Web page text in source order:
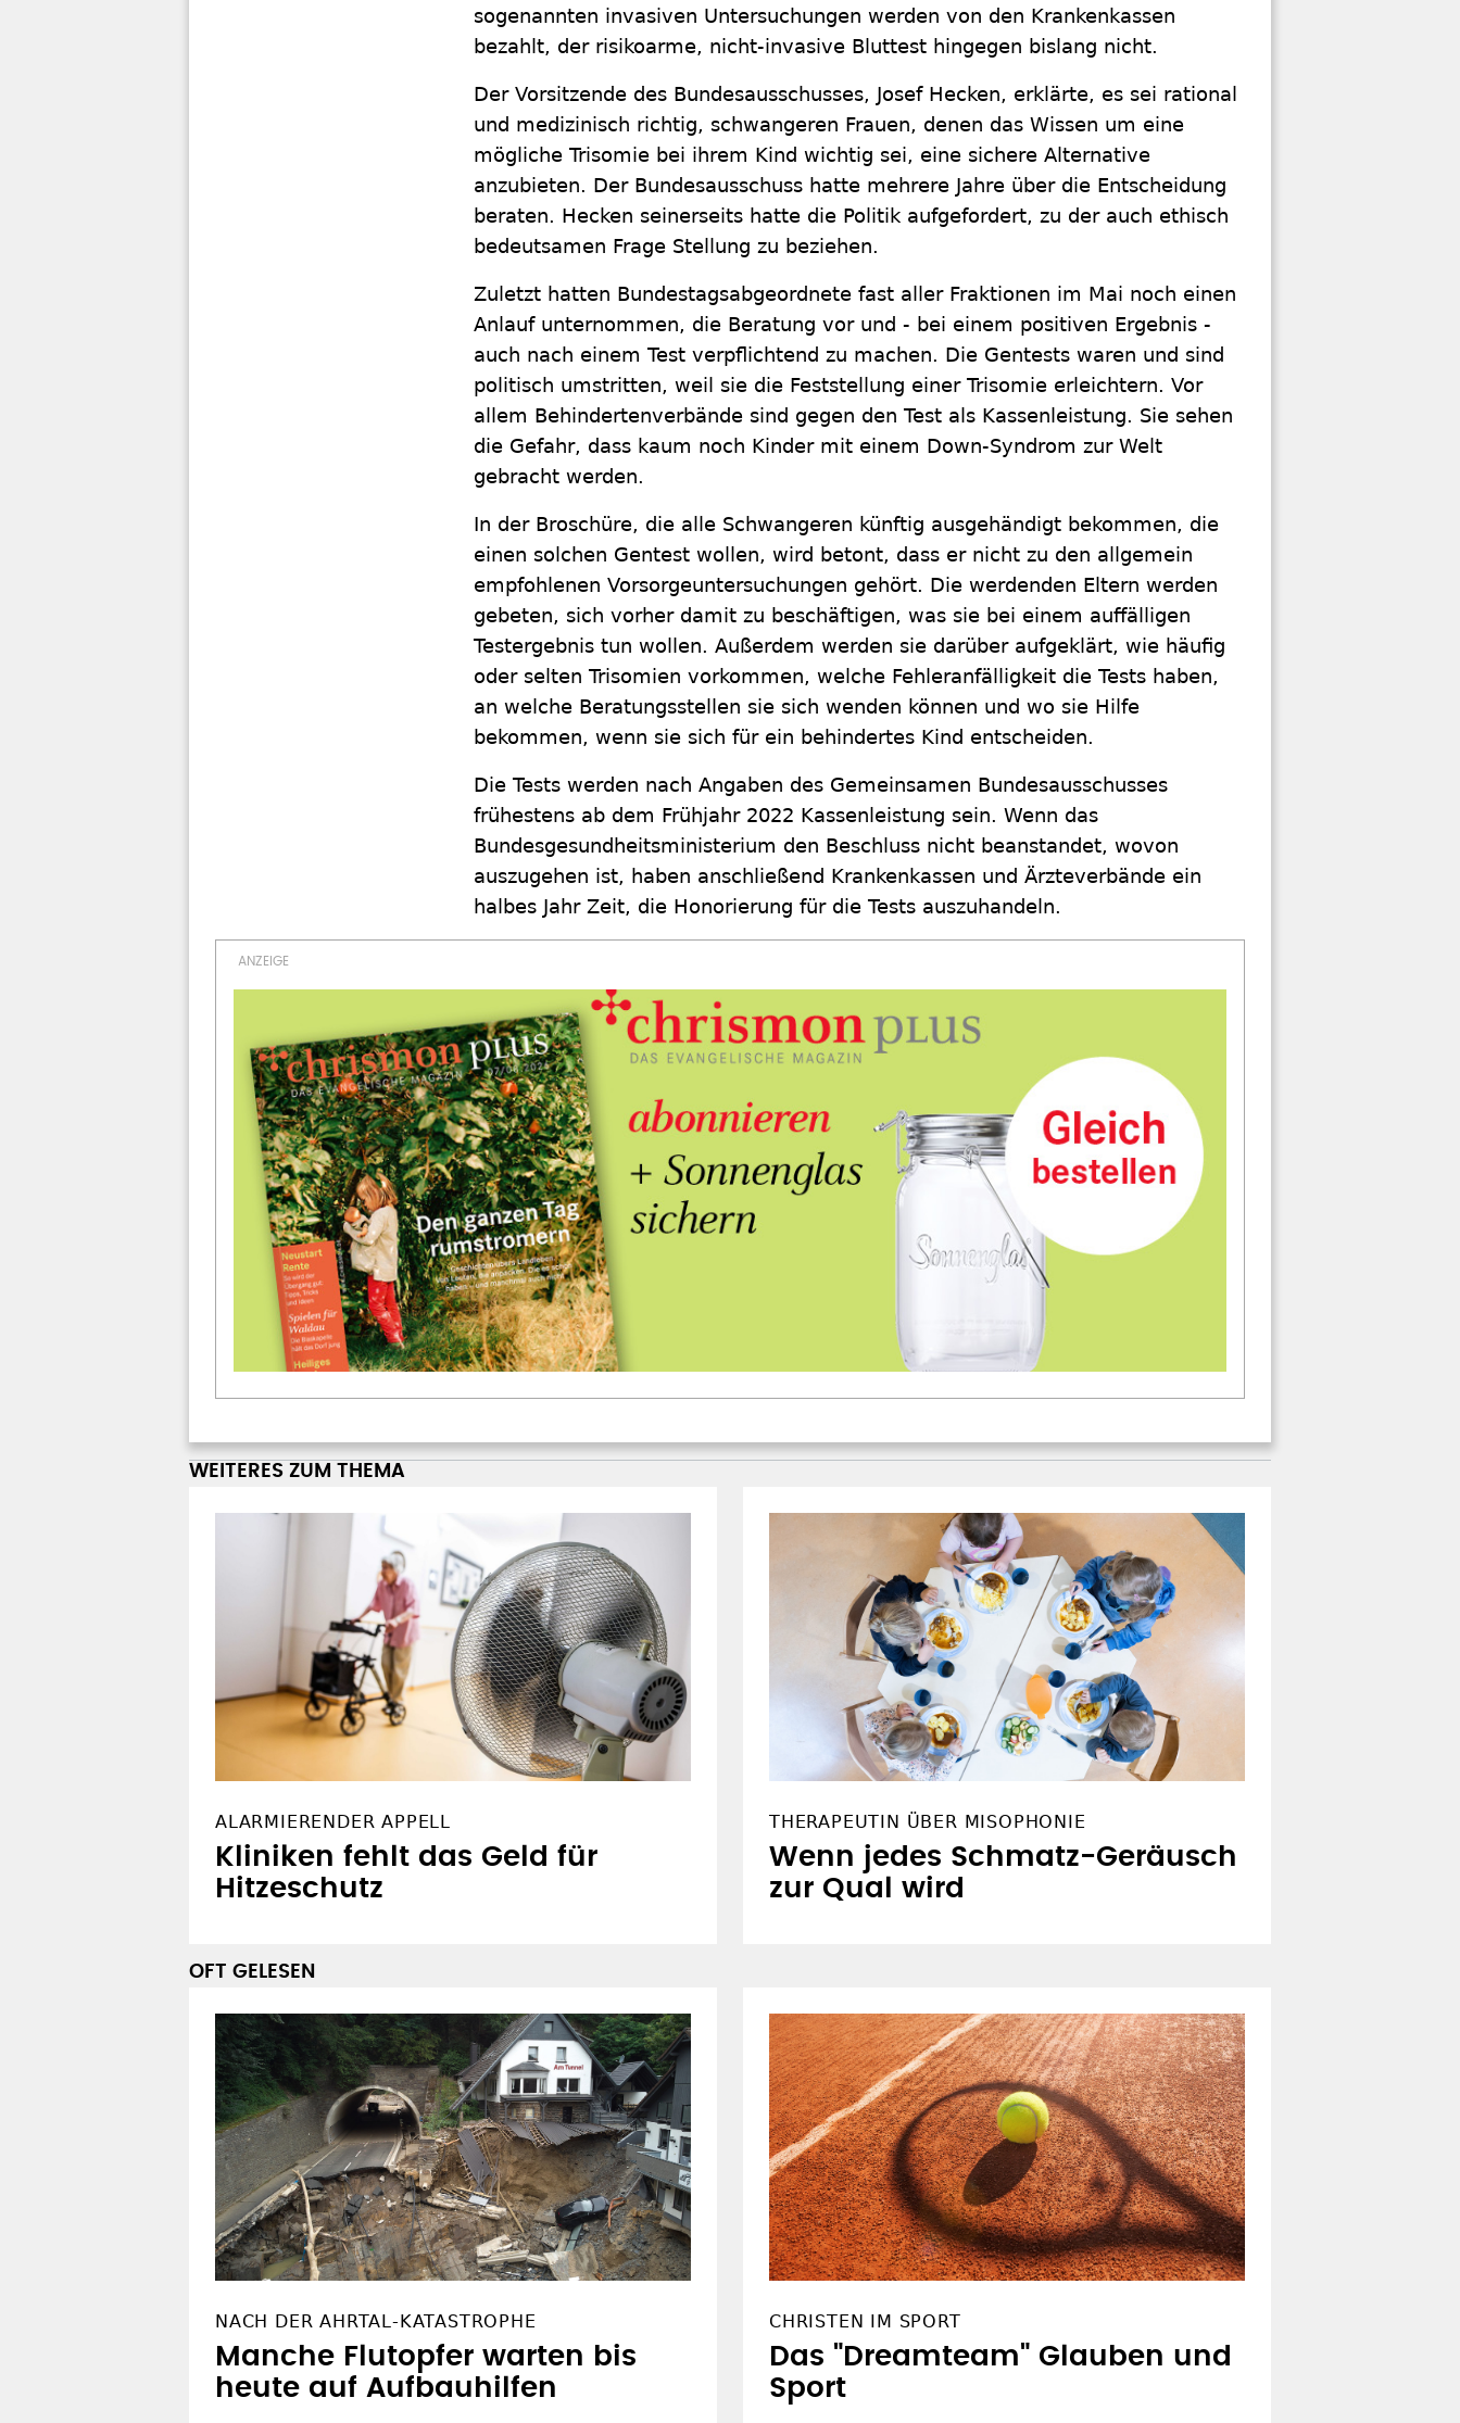
sogenannten invasiven Untersuchungen werden von den Krankenkassen
bezahlt, der risikoarme, nicht-invasive Bluttest hingegen bislang nicht.
Der Vorsitzende des Bundesausschusses, Josef Hecken, erklärte, es sei rational
und medizinisch richtig, schwangeren Frauen, denen das Wissen um eine
mögliche Trisomie bei ihrem Kind wichtig sei, eine sichere Alternative
anzubieten. Der Bundesausschuss hatte mehrere Jahre über die Entscheidung
beraten. Hecken seinerseits hatte die Politik aufgefordert, zu der auch ethisch
bedeutsamen Frage Stellung zu beziehen.
Zuletzt hatten Bundestagsabgeordnete fast aller Fraktionen im Mai noch einen
Anlauf unternommen, die Beratung vor und - bei einem positiven Ergebnis -
auch nach einem Test verpflichtend zu machen. Die Gentests waren und sind
politisch umstritten, weil sie die Feststellung einer Trisomie erleichtern. Vor
allem Behindertenverbände sind gegen den Test als Kassenleistung. Sie sehen
die Gefahr, dass kaum noch Kinder mit einem Down-Syndrom zur Welt
gebracht werden.
In der Broschüre, die alle Schwangeren künftig ausgehändigt bekommen, die
einen solchen Gentest wollen, wird betont, dass er nicht zu den allgemein
empfohlenen Vorsorgeuntersuchungen gehört. Die werdenden Eltern werden
gebeten, sich vorher damit zu beschäftigen, was sie bei einem auffälligen
Testergebnis tun wollen. Außerdem werden sie darüber aufgeklärt, wie häufig
oder selten Trisomien vorkommen, welche Fehleranfälligkeit die Tests haben,
an welche Beratungsstellen sie sich wenden können und wo sie Hilfe
bekommen, wenn sie sich für ein behindertes Kind entscheiden.
Die Tests werden nach Angaben des Gemeinsamen Bundesausschusses
frühestens ab dem Frühjahr 2022 Kassenleistung sein. Wenn das
Bundesgesundheitsministerium den Beschluss nicht beanstandet, wovon
auszugehen ist, haben anschließend Krankenkassen und Ärzteverbände ein
halbes Jahr Zeit, die Honorierung für die Tests auszuhandeln.
WEITERES ZUM THEMA
ALARMIERENDER APPELL
Kliniken fehlt das Geld für
Hitzeschutz
THERAPEUTIN ÜBER MISOPHONIE
Wenn jedes Schmatz-Geräusch
zur Qual wird
OFT GELESEN
NACH DER AHRTAL-KATASTROPHE
Manche Flutopfer warten bis
heute auf Aufbauhilfen
CHRISTEN IM SPORT
Das "Dreamteam" Glauben und
Sport